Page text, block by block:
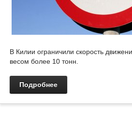
В Килии ограничили скорость
весом более 10 тонн.
Подробнее